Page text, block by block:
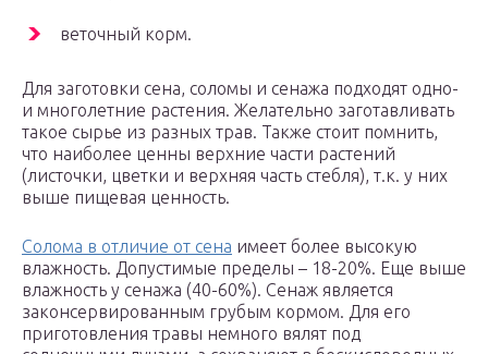
веточный корм.
Для заготовки сена, соломы и сенажа подходят одно-
и многолетние растения. Желательно заготавливать
такое сырье из разных трав. Также стоит помнить,
что наиболее ценны верхние части растений
(листочки, цветки и верхняя часть стебля), т.к. у них
выше пищевая ценность.
Солома в отличие от сена имеет более высокую
влажность. Допустимые пределы – 18-20%. Еще выше
влажность у сенажа (40-60%). Сенаж является
законсервированным грубым кормом. Для его
приготовления травы немного вялят под